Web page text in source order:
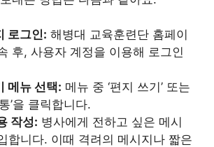
로그인: 해병대 교육훈련단 홈페이
후, 사용자 계정을 이용해 로그인
메뉴 선택: 메뉴 중 ‘편지 쓰기’ 또는
’을 클릭합니다.
작성: 병사에게 전하고 싶은 메시
합니다. 이때 격려의 메시지나 짧은